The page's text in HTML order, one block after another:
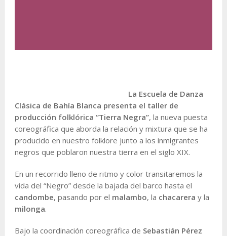
La Escuela de Danza
Clásica de Bahía Blanca presenta el taller de
producción folklórica “Tierra Negra”, la nueva puesta
coreográfica que aborda la relación y mixtura que se ha
producido en nuestro folklore junto a los inmigrantes
negros que poblaron nuestra tierra en el siglo XIX.
En un recorrido lleno de ritmo y color transitaremos la
vida del “Negro” desde la bajada del barco hasta el
candombe, pasando por el malambo, la chacarera y la
milonga.
Bajo la coordinación coreográfica de Sebastián Pérez